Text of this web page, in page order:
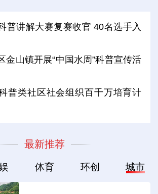
普讲解大赛复赛收官 40名选手入
金山镇开展“中国水周”科普宣传活
普类社区社会组织百千万培育计
最新推荐
体育 环创 城市